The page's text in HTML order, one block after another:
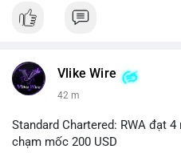
tăng gần 3% khi Iran-Oman
lớn khác. Đáng chú ý, thanh lý
triệu USD thanh lý trong 24h,
- DeFi & Công nghệ: Standard
sẽ bùng nổ lên 4 nghìn tỷ USD,
Vlike Wire
43 m
Standard Chartered: RWA đạt
chạm mốc 200 USD